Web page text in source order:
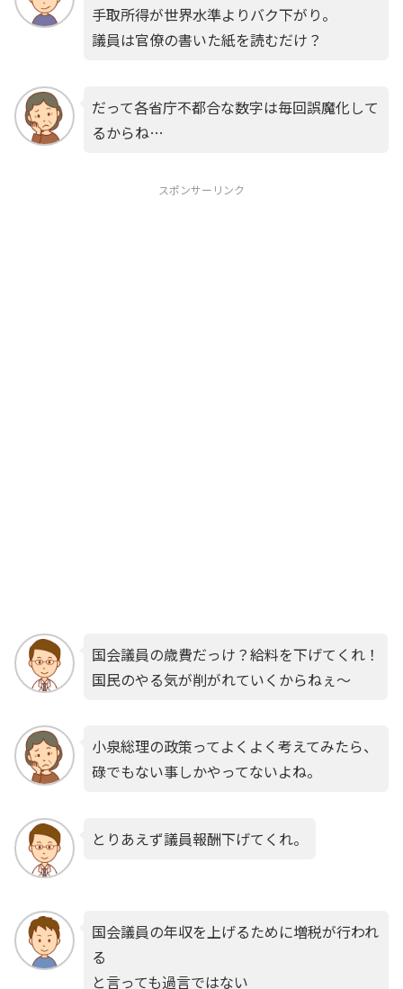
手取所得が世界水準よりバク下がり。
議員は官僚の書いた紙を読むだけ？
だって各省庁不都合な数字は毎回誤魔化して
るからね…
スポンサーリンク
国会議員の歳費だっけ？給料を下げてくれ！
国民のやる気が削がれていくからねぇ～
小泉総理の政策ってよくよく考えてみたら、
碌でもない事しかやってないよね。
とりあえず議員報酬下げてくれ。
国会議員の年収を上げるために増税が行われ
る
と言っても過言ではない